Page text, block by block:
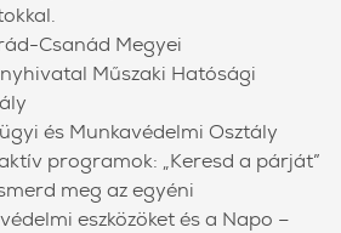
Csanád Megyei
Műszaki Hatósági
és Munkavédelmi Osztály
programok: „Keresd a párját”
meg az egyéni
eszközöket és a Napo –